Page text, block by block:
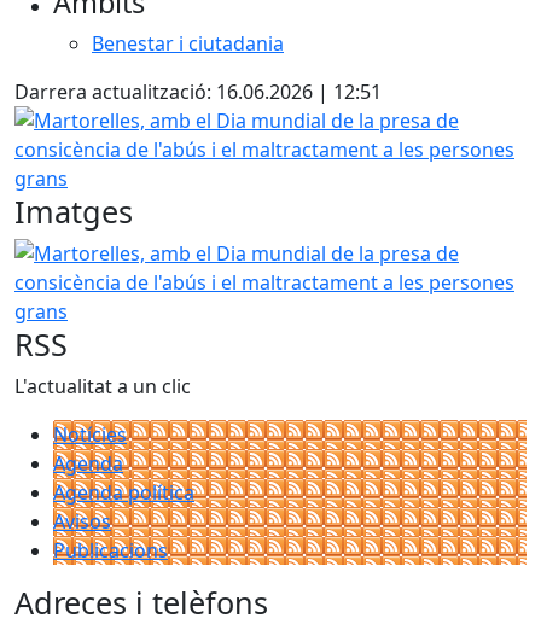
Benestar i ciutadania
Darrera actualització: 16.06.2026 | 12:51
Martorelles, amb el Dia mundial de la presa de
Imatges
Martorelles, amb el Dia mundial de la presa de
RSS
L'actualitat a un clic
Notícies
Agenda
Agenda política
Avisos
Publicacions
Adreces i telèfons